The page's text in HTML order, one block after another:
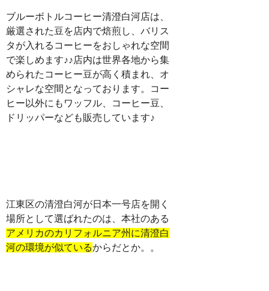
ブルーボトルコーヒー清澄白河店は、
厳選された豆を店内で焙煎し、バリス
タが入れるコーヒーをおしゃれな空間
で楽しめます♪♪店内は世界各地から集
められたコーヒー豆が高く積まれ、オ
シャレな空間となっております。コー
ヒー以外にもワッフル、コーヒー豆、
ドリッパーなども販売しています♪
江東区の清澄白河が日本一号店を開く
場所として選ばれたのは、本社のある
アメリカのカリフォルニア州に清澄白
河の環境が似ているからだとか。。